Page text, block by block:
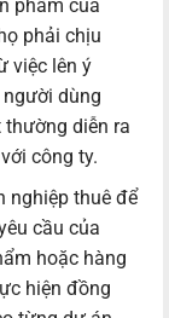
phẩm của
phải chịu
việc lên ý
dùng
diễn ra
công ty.
nghiệp thuê để
cầu của
hoặc hàng
hiện đồng